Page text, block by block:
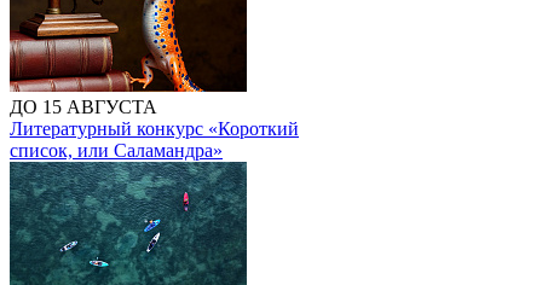
ДО 15 АВГУСТА
Литературный конкурс «Короткий
список, или Саламандра»